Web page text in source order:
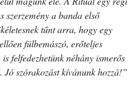
szerzemény a banda első
tűnt arra, hogy egy
fülbemászó, erőteljes
felfedezhetünk néhány ismerős
szórakozást kívánunk hozzá!”